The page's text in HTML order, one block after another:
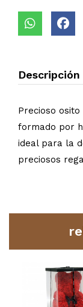
Descripción
Precioso
formado por
ideal para la
preciosos